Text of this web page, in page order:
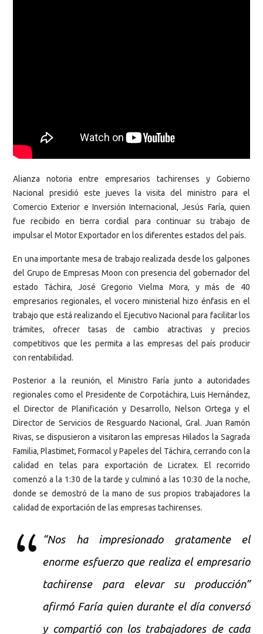
Alianza notoria entre empresarios tachirenses y Gobierno
Nacional presidió este jueves la visita del ministro para el
Comercio Exterior e Inversión Internacional, Jesús Faría, quien
fue recibido en tierra cordial para continuar su trabajo de
impulsar el Motor Exportador en los diferentes estados del país.
En una importante mesa de trabajo realizada desde los galpones
del Grupo de Empresas Moon con presencia del gobernador del
estado Táchira, José Gregorio Vielma Mora, y más de 40
empresarios regionales, el vocero ministerial hizo énfasis en el
trabajo que está realizando el Ejecutivo Nacional para facilitar los
trámites, ofrecer tasas de cambio atractivas y precios
competitivos que les permita a las empresas del país producir
con rentabilidad.
Posterior a la reunión, el Ministro Faría junto a autoridades
regionales como el Presidente de Corpotáchira, Luis Hernández,
el Director de Planificación y Desarrollo, Nelson Ortega y el
Director de Servicios de Resguardo Nacional, Gral. Juan Ramón
Rivas, se dispusieron a visitaron las empresas Hilados la Sagrada
Familia, Plastimet, Formacol y Papeles del Táchira, cerrando con la
calidad en telas para exportación de Licratex. El recorrido
comenzó a la 1:30 de la tarde y culminó a las 10:30 de la noche,
donde se demostró de la mano de sus propios trabajadores la
calidad de exportación de las empresas tachirenses.
“Nos ha impresionado gratamente el
enorme esfuerzo que realiza el empresario
tachirense para elevar su producción”
afirmó Faría quien durante el día conversó
y compartió con los trabajadores de cada